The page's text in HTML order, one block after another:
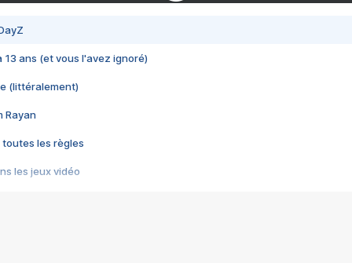
13 ans (et vous l'avez ignoré)
(littéralement)
Rayan
toutes les règles
les jeux vidéo